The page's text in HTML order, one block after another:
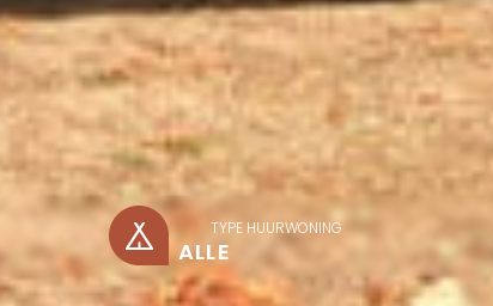
TYPE HUURWONING